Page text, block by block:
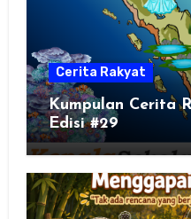
Cerita Rakyat
Kumpulan Cerita
Edisi #29